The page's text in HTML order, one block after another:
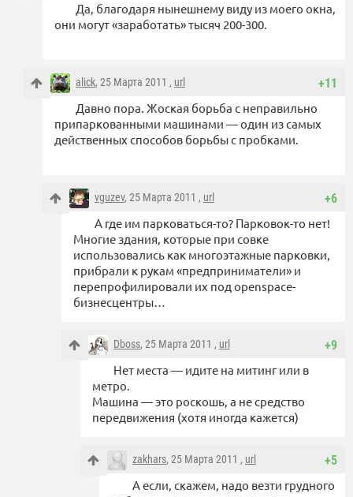
Да, благодаря нынешнему виду из моего окна,
они могут «заработать» тысяч 200-300.
+11
alick, 25 Марта 2011 , url
Давно пора. Жоская борьба с неправильно
припаркованными машинами — один из самых
действенных способов борьбы с пробками.
+6
vguzev, 25 Марта 2011 , url
А где им парковаться-то? Парковок-то нет!
Многие здания, которые при совке
использовались как многоэтажные парковки,
прибрали к рукам «предприниматели» и
перепрофилировали их под openspace-
бизнесцентры…
+9
Dboss, 25 Марта 2011 , url
Нет места — идите на митинг или в
метро.
Машина — это роскошь, а не средство
передвижения (хотя иногда кажется)
+5
zakhars, 25 Марта 2011 , url
А если, скажем, надо везти грудного